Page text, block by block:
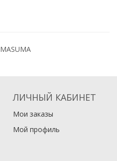
MASUMA
ЛИЧНЫЙ КАБИНЕТ
Мои заказы
Мой профиль